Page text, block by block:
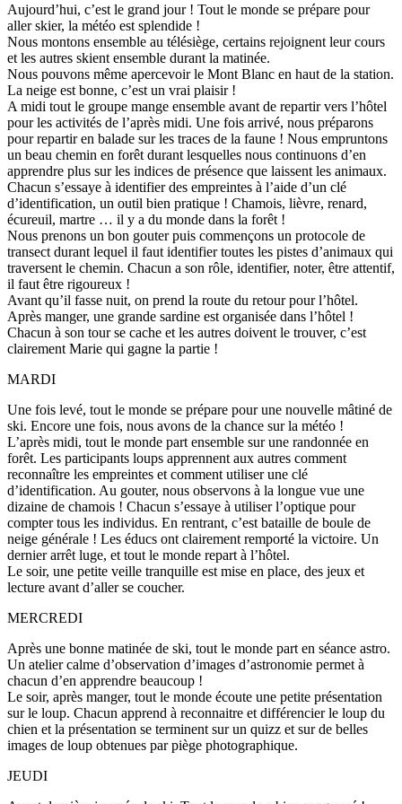
Aujourd’hui, c’est le grand jour ! Tout le monde se prépare pour
aller skier, la météo est splendide !
Nous montons ensemble au télésiège, certains rejoignent leur cours
et les autres skient ensemble durant la matinée.
Nous pouvons même apercevoir le Mont Blanc en haut de la station.
La neige est bonne, c’est un vrai plaisir !
A midi tout le groupe mange ensemble avant de repartir vers l’hôtel
pour les activités de l’après midi. Une fois arrivé, nous préparons
pour repartir en balade sur les traces de la faune ! Nous empruntons
un beau chemin en forêt durant lesquelles nous continuons d’en
apprendre plus sur les indices de présence que laissent les animaux.
Chacun s’essaye à identifier des empreintes à l’aide d’un clé
d’identification, un outil bien pratique ! Chamois, lièvre, renard,
écureuil, martre … il y a du monde dans la forêt !
Nous prenons un bon gouter puis commençons un protocole de
transect durant lequel il faut identifier toutes les pistes d’animaux qui
traversent le chemin. Chacun a son rôle, identifier, noter, être attentif,
il faut être rigoureux !
Avant qu’il fasse nuit, on prend la route du retour pour l’hôtel.
Après manger, une grande sardine est organisée dans l’hôtel !
Chacun à son tour se cache et les autres doivent le trouver, c’est
clairement Marie qui gagne la partie !
MARDI
Une fois levé, tout le monde se prépare pour une nouvelle mâtiné de
ski. Encore une fois, nous avons de la chance sur la météo !
L’après midi, tout le monde part ensemble sur une randonnée en
forêt. Les participants loups apprennent aux autres comment
reconnaître les empreintes et comment utiliser une clé
d’identification. Au gouter, nous observons à la longue vue une
dizaine de chamois ! Chacun s’essaye à utiliser l’optique pour
compter tous les individus. En rentrant, c’est bataille de boule de
neige générale ! Les éducs ont clairement remporté la victoire. Un
dernier arrêt luge, et tout le monde repart à l’hôtel.
Le soir, une petite veille tranquille est mise en place, des jeux et
lecture avant d’aller se coucher.
MERCREDI
Après une bonne matinée de ski, tout le monde part en séance astro.
Un atelier calme d’observation d’images d’astronomie permet à
chacun d’en apprendre beaucoup !
Le soir, après manger, tout le monde écoute une petite présentation
sur le loup. Chacun apprend à reconnaitre et différencier le loup du
chien et la présentation se terminent sur un quizz et sur de belles
images de loup obtenues par piège photographique.
JEUDI